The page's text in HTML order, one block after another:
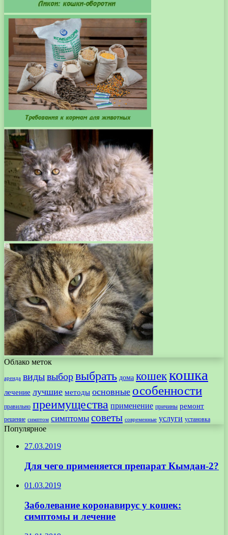
Облако меток
аренда видывыборвыбрать дома кошеккошка
лечение лучшие методы основные особенности
правильно преимущества применение причины ремонт
решение симптом симптомы советы современные услуги установка
Популярное
27.03.2019
Для чего применяется препарат Кымдан-2?
01.03.2019
Заболевание коронавирус у кошек:
симптомы и лечение